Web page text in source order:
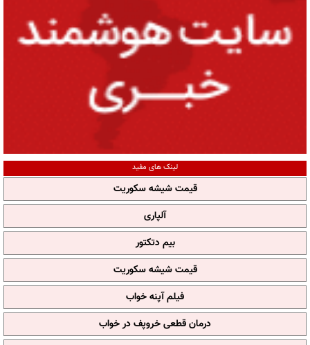
لینک های مفید
قیمت شیشه سکوریت
آلپاری
بیم دتکتور
قیمت شیشه سکوریت
فیلم آپنه خواب
درمان قطعی خروپف در خواب